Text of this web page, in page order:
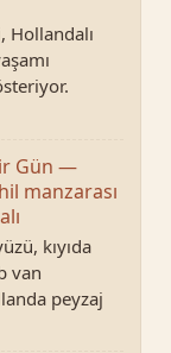
Hollandalı
Gün —
manzarası
kıyıda
van
peyzaj